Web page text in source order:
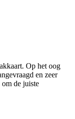
Op het oog
en zeer
de juiste